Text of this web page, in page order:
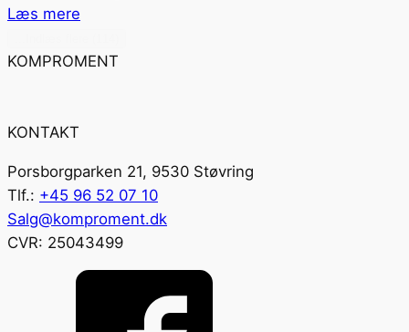
Læs mere
KOMPROMENT
KONTAKT
Porsborgparken 21, 9530 Støvring
Tlf.: +45 96 52 07 10
Salg@komproment.dk
CVR: 25043499